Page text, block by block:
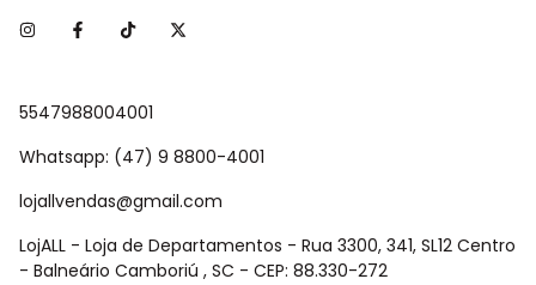
5547988004001
Whatsapp: (47) 9 8800-4001
lojallvendas@gmail.com
LojALL - Loja de Departamentos - Rua 3300, 341, SL12 Centro
- Balneário Camboriú , SC - CEP: 88.330-272